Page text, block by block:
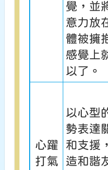
覺，並
意力放
體被擁
感覺上
以了。
心躍
打氣
以心型
勢表達
和支援
造和諧